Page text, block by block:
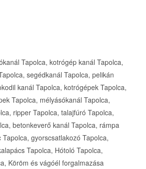
Tapolca, kotrógép kanál Tapolca,
segédkanál Tapolca, pelikán
kanál Tapolca, kotrógépek Tapolca,
Tapolca, mélyásókanál Tapolca,
ripper Tapolca, talajfúró Tapolca,
betonkeverő kanál Tapolca, rámpa
gyorscsatlakozó Tapolca,
Tapolca, Hótoló Tapolca,
Köröm és vágóél forgalmazása